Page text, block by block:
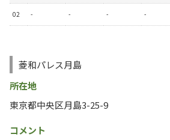
02 - - - -
菱和パレス月島
所在地
東京都中央区月島3-25-9
コメント